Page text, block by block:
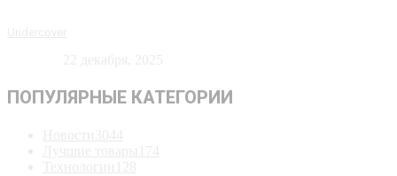
ПОПУЛЯРНЫЕ КАТЕГОРИИ